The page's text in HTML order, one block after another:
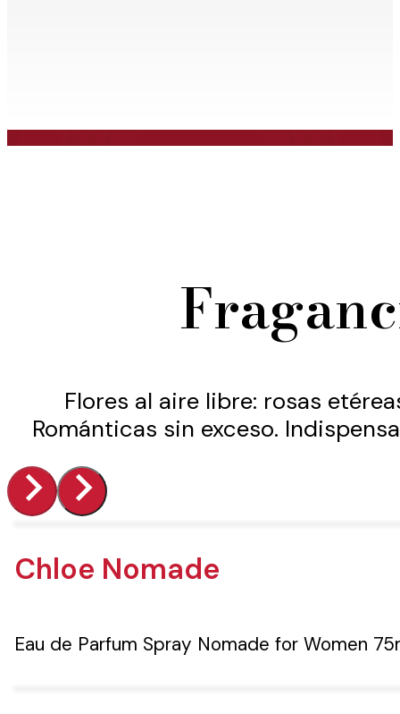
Flores al aire libre: rosas
Románticas sin exceso.
Chloe Nomade
Eau de Parfum Spray Nomade for Women